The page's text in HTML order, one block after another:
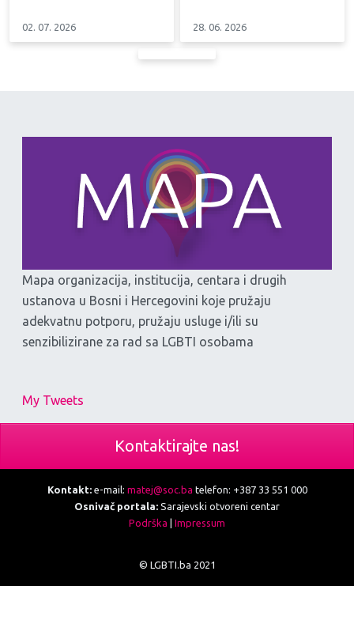
02. 07. 2026 28. 06. 2026
Mapa organizacija, institucija, centara i drugih
ustanova u Bosni i Hercegovini koje pružaju
adekvatnu potporu, pružaju usluge i/ili su
senzibilizirane za rad sa LGBTI osobama
My Tweets
Kontaktirajte nas!
Kontakt:e-mail: matej@soc.ba telefon: +387 33 551 000
Osnivač portala: Sarajevski otvoreni centar
Podrška
Impressum
© LGBTI.ba 2021